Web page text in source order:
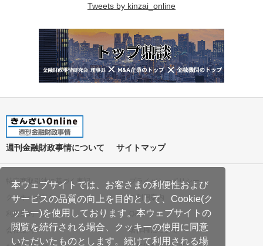
本ウェブサイトでは、お客さまの利便性および
サービスの品質の向上を目的として、Cookie(ク
ッキー)を使用しております。本ウェブサイトの
閲覧を続行される場合、クッキーの使用に同意
いただいたものとします。続けて利用される場
Tweets by kinzai_online
週刊金融財政事情について サイトマップ
特定商取引法に基づく表記
プライバシーポリシー
クッキーポリシー
ご利用案内
利用規約
Q&A
会社案内
著作権について